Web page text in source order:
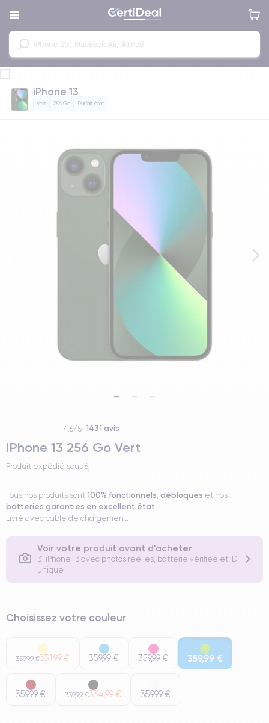
iPhone 13
Vert 256 Go Parfait état
4.6/5-1431 avis
iPhone 13 256 Go Vert
Produit expédié sous 6j
Tous nos produits sont 100% fonctionnels, débloqués et nos
batteries garanties en excellent état.
Livré avec cable de chargement.
Voir votre produit avant d'acheter
31 iPhone 13 avec photos réelles, batterie vérifiée et ID
unique
Choisissez votre couleur
359,99 €351,99 € 359,99 € 359,99 € 359,99 €
359,99 € 339,99 €334,99 € 359,99 €